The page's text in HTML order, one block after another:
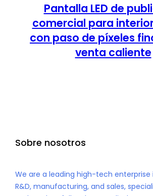
Pantalla LED de
comercial para
con paso de píxeles
venta caliente
Sobre nosotros
We are a leading high-tech enterprise
R&D, manufacturing, and sales,